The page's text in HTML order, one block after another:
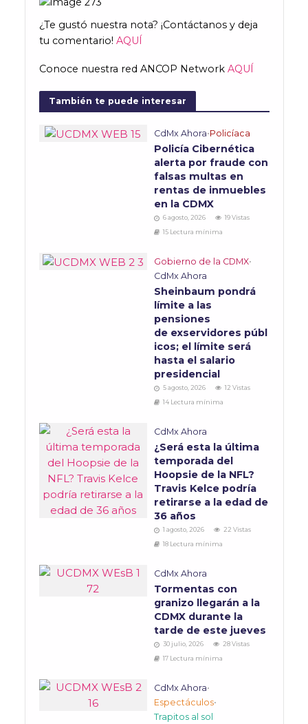
¿Te gustó nuestra nota? ¡Contáctanos y deja
tu comentario! AQUÍ
Conoce nuestra red ANCOP Network AQUÍ
También te puede interesar
CdMx Ahora•Policíaca
Policía Cibernética
alerta por fraude con
falsas multas en
rentas de inmuebles
en la CDMX
6 agosto, 2026
19 Vistas
15 Lectura mínima
Gobierno de la CDMX•
CdMx Ahora
Sheinbaum pondrá
límite a las
pensiones
de exservidores públ
icos; el límite será
hasta el salario
presidencial
5 agosto, 2026
12 Vistas
14 Lectura mínima
CdMx Ahora
¿Será esta la última
temporada del
Hoopsie de la NFL?
Travis Kelce podría
retirarse a la edad de
36 años
1 agosto, 2026
22 Vistas
18 Lectura mínima
CdMx Ahora
Tormentas con
granizo llegarán a la
CDMX durante la
tarde de este jueves
30 julio, 2026
28 Vistas
17 Lectura mínima
CdMx Ahora•
Espectáculos•
Trapitos al sol